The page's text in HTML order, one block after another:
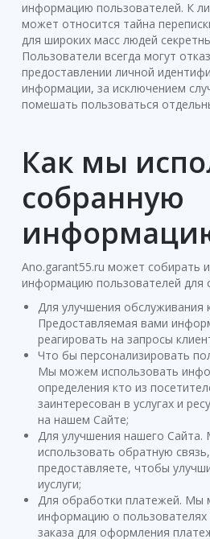
информацию пользователей. К
может относится тайна
для широких масс людей
Пользователи всегда могут
предоставлении личной
информации, за исключением
помешать пользоваться
Как мы
собранную
Ano.garant55.ru может собирать
информацию пользователей для
Для улучшения обслуживания
Предоставляемая вами
реагировать на запросы
Что бы персонализировать
Мы можем использовать
определения кто из
заинтересован в услугах и
на нашем Сайте;
Для улучшения нашего
использовать обратную
предоставляете, чтобы
иуслуги;
Для обработки платежей. Мы
информацию о
заказа для оформления